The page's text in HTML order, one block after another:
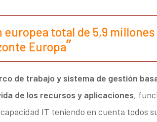
total de 5,9 millones
Europa
de trabajo y sistema de gestión
de los recursos y aplicaciones,
IT teniendo en cuenta todos